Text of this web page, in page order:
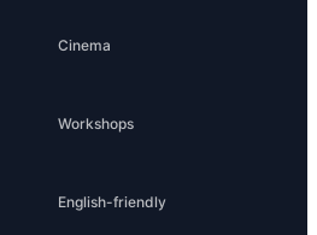
Cinema
Workshops
English-friendly